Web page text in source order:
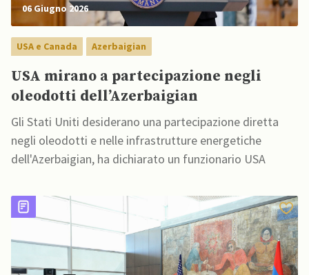
06 Giugno 2026
USA e Canada Azerbaigian
USA mirano a partecipazione negli
oleodotti dell’Azerbaigian
Gli Stati Uniti desiderano una partecipazione diretta
negli oleodotti e nelle infrastrutture energetiche
dell'Azerbaigian, ha dichiarato un funzionario USA